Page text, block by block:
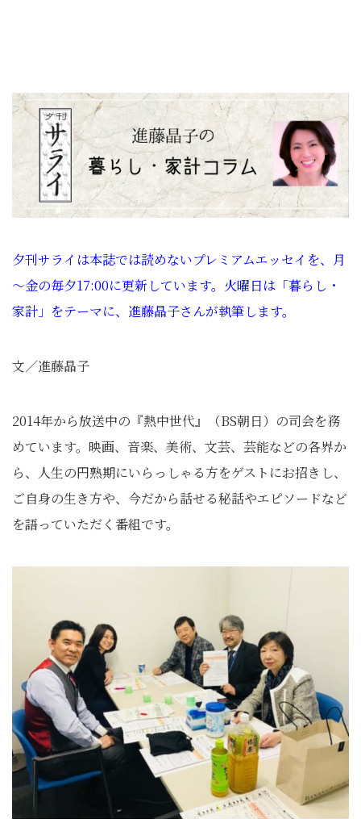
夕刊サライは本誌では読めないプレミアムエッセイを、月
～金の毎夕17:00に更新しています。火曜日は「暮らし・
家計」をテーマに、進藤晶子さんが執筆します。
文／進藤晶子
2014年から放送中の『熱中世代』（BS朝日）の司会を務
めています。映画、音楽、美術、文芸、芸能などの各界か
ら、人生の円熟期にいらっしゃる方をゲストにお招きし、
ご自身の生き方や、今だから話せる秘話やエピソードなど
を語っていただく番組です。